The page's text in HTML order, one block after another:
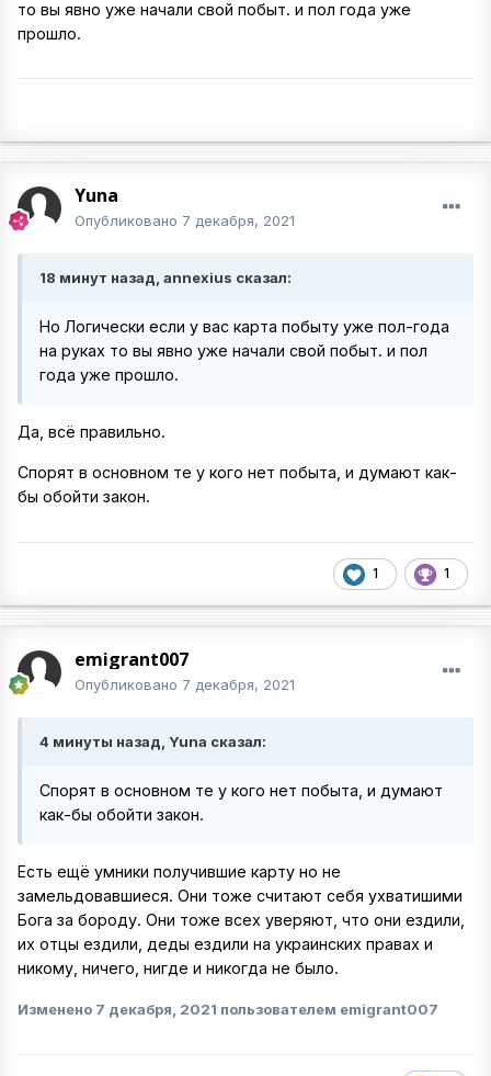
то вы явно уже начали свой побыт. и пол года уже
прошло.
Yuna
Опубликовано 7 декабря, 2021
18 минут назад, annexius сказал:
Но Логически если у вас карта побыту уже пол-года
на руках то вы явно уже начали свой побыт. и пол
года уже прошло.
Да, всё правильно.
Спорят в основном те у кого нет побыта, и думают как-
бы обойти закон.
1 1
emigrant007
Опубликовано 7 декабря, 2021
4 минуты назад, Yuna сказал:
Спорят в основном те у кого нет побыта, и думают
как-бы обойти закон.
Есть ещё умники получившие карту но не
замельдовавшиеся. Они тоже считают себя ухватишими
Бога за бороду. Они тоже всех уверяют, что они ездили,
их отцы ездили, деды ездили на украинских правах и
никому, ничего, нигде и никогда не было.
Изменено 7 декабря, 2021 пользователем emigrant007